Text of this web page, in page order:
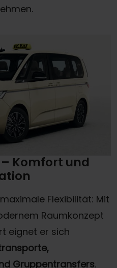
Komfort und
Flexibilität: Mit
Raumkonzept
eignet er sich
Gruppentransfers.